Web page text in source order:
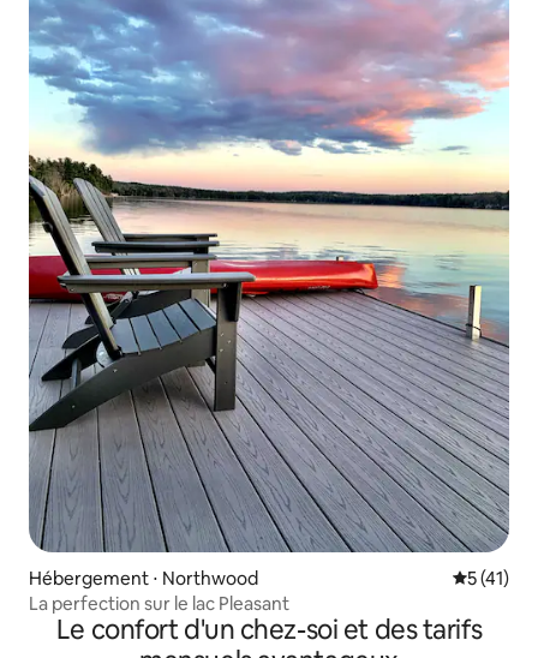
Hébergement ⋅ Northwood
5 (41)
La perfection sur le lac Pleasant
Le confort d'un chez-soi et des tarifs